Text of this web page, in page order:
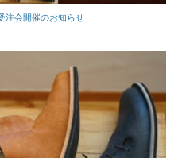
注会開催のお知らせ